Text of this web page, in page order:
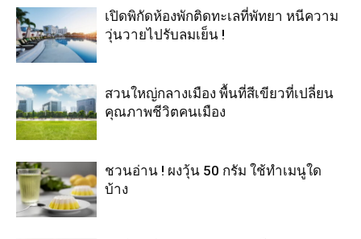
เปิดพิกัดห้องพักติดทะเลที่พัทยา หนีความ
วุ่นวายไปรับลมเย็น !
สวนใหญ่กลางเมือง พื้นที่สีเขียวที่เปลี่ยน
คุณภาพชีวิตคนเมือง
ชวนอ่าน ! ผงวุ้น 50 กรัม ใช้ทำเมนูใด
บ้าง